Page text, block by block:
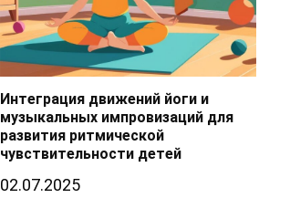
Интеграция движений йоги и
музыкальных импровизаций для
развития ритмической
чувствительности детей
02.07.2025